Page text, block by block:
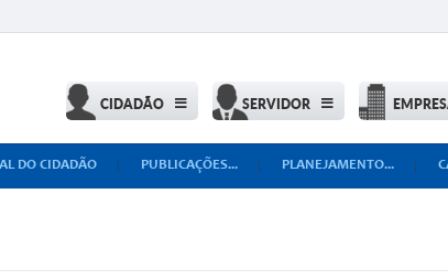
CIDADÃO SERVIDOR
DO CIDADÃO PUBLICAÇÕES... PLANEJAMENTO...